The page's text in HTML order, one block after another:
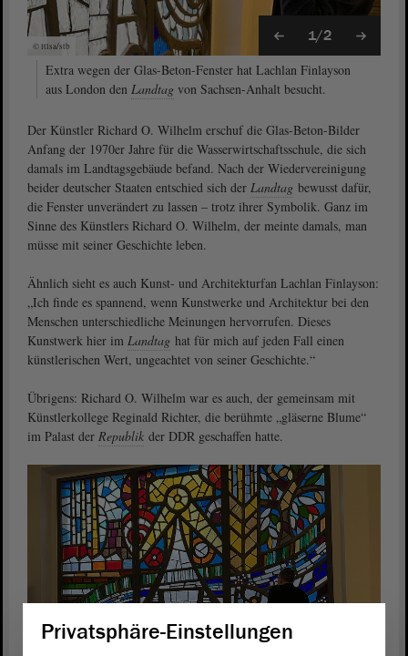
© ltlsa/stb
1/2
Extra wegen der Glas-Beton-Fenster hat Lachlan Finlayson
aus London den Landtag von Sachsen-Anhalt besucht.
Der Künstler Richard O. Wilhelm erschuf die Glas-Beton-Bilder
Anfang der 1970er Jahre für die Wasserwirtschaftsschule, die sich
damals im Landtagsgebäude befand. Nach der Wiedervereinigung
beider deutscher Staaten entschied sich der Landtag bewusst dafür,
die Fenster unverändert zu lassen – trotz ihrer Symbolik. Ganz im
Sinne des Künstlers Richard O. Wilhelm, der meinte damals, man
müsse mit seiner Geschichte leben.
Ähnlich sieht es auch Kunst- und Architekturfan Lachlan Finlayson:
„Ich finde es spannend, wenn Kunstwerke und Architektur bei den
Menschen unterschiedliche Meinungen hervorrufen. Dieses
Kunstwerk hier im Landtag hat für mich auf jeden Fall einen
künstlerischen Wert, ungeachtet von seiner Geschichte.“
Übrigens: Richard O. Wilhelm war es auch, der gemeinsam mit
Künstlerkollege Reginald Richter, die berühmte „gläserne Blume“
im Palast der Republik der DDR geschaffen hatte.
Privatsphäre-Einstellungen